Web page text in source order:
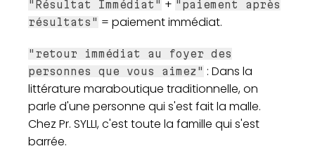
"Résultat Immédiat" + "paiement après
résultats" = paiement immédiat.
"retour immédiat au foyer des
personnes que vous aimez" : Dans la
littérature maraboutique traditionnelle, on
parle d'une personne qui s'est fait la malle.
Chez Pr. SYLLI, c'est toute la famille qui s'est
barrée.